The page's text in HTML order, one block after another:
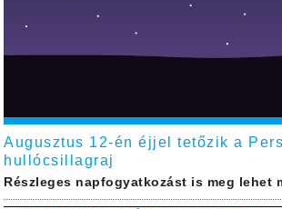
Augusztus 12-én éjjel tetőzik a
hullócsillagraj
Részleges napfogyatkozást is meg lehet